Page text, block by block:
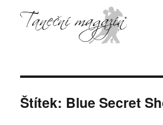
Štítek: Blue Secret